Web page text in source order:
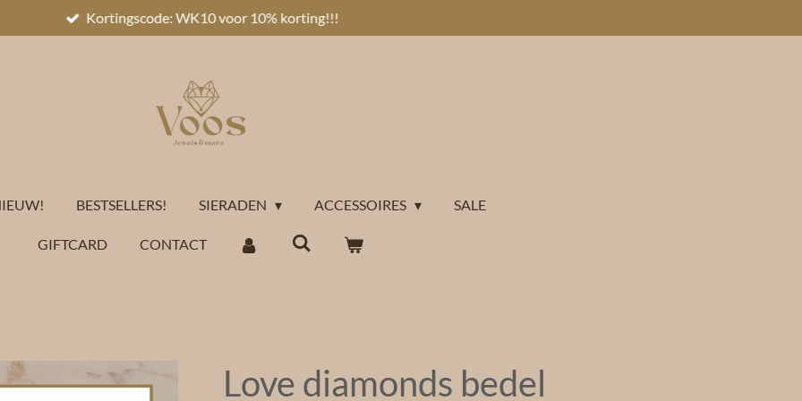
Kortingscode: WK10 voor 10% korting!!!
BESTSELLERS! SIERADEN ACCESSOIRES SALE
GIFTCARD CONTACT
Love diamonds bedel